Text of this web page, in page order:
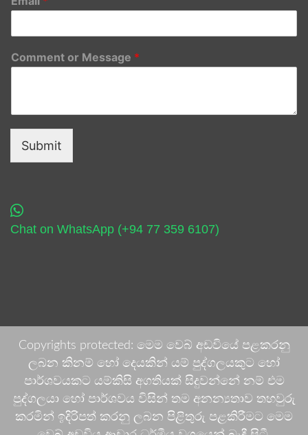
Comment or Message *
Submit
Chat on WhatsApp (+94 77 359 6107)
Copyrights protected: මෙම වෙබ් අඩවියේ පළකරනු
ලබන කිනම් හෝ දෙයකින් යම් පුද්ගලයකුට හෝ
පාර්ශවයකට යම්කිසි අගතියක් සිදුවන්නේ නම් එම
පුද්ගලයා හෝ පාර්ශවය විසින් තම අනන්‍යතාව තහවුරු
කරමින් ඉදිරිපත් කරනු ලබන පිළිතුරු පළකිරීමට මෙම